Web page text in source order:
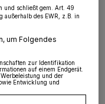
Uhr zu einem
einem
Verletzt wurde
und schließt gem. Art. 49
außerhalb des EWR, z.B. in
um Folgendes
zur Identifikation
auf einem Endgerät.
und der
Entwicklung und